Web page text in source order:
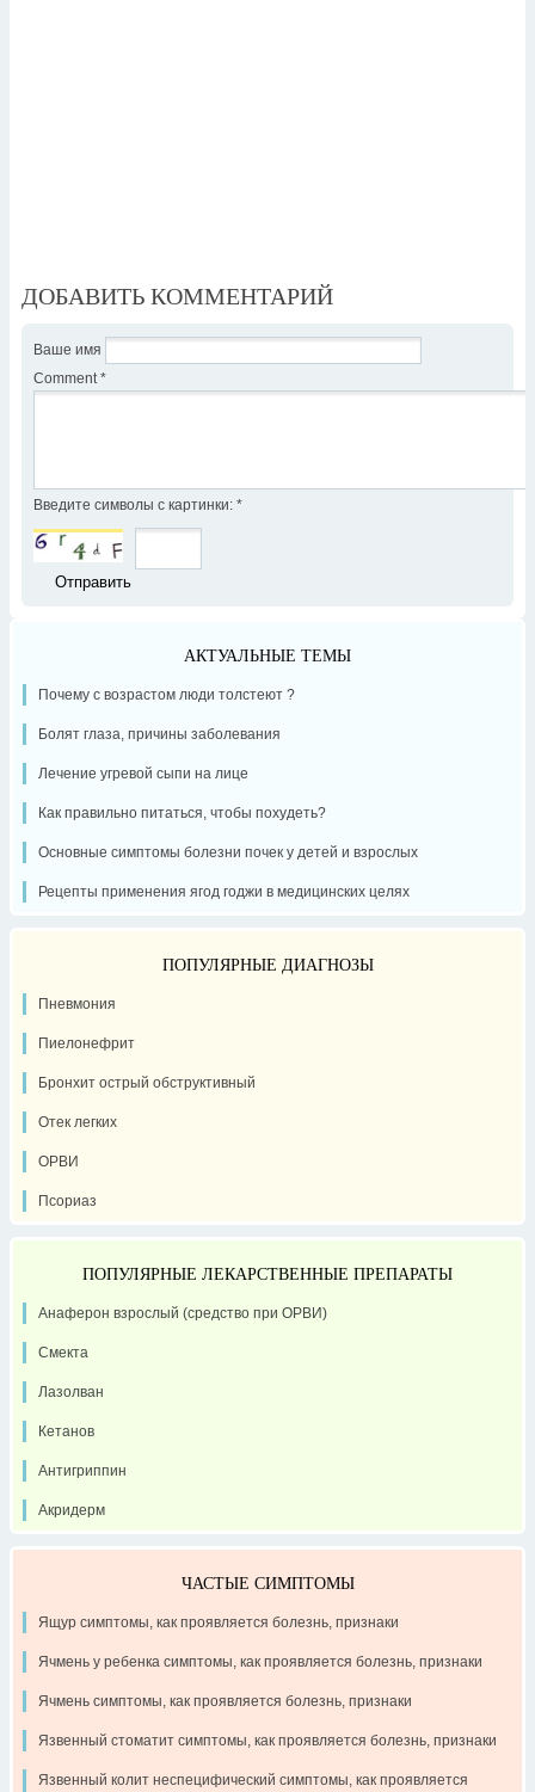
ДОБАВИТЬ КОММЕНТАРИЙ
Ваше имя
Comment *
Введите символы с картинки: *
АКТУАЛЬНЫЕ ТЕМЫ
Почему с возрастом люди толстеют ?
Болят глаза, причины заболевания
Лечение угревой сыпи на лице
Как правильно питаться, чтобы похудеть?
Основные симптомы болезни почек у детей и взрослых
Рецепты применения ягод годжи в медицинских целях
ПОПУЛЯРНЫЕ ДИАГНОЗЫ
Пневмония
Пиелонефрит
Бронхит острый обструктивный
Отек легких
ОРВИ
Псориаз
ПОПУЛЯРНЫЕ ЛЕКАРСТВЕННЫЕ ПРЕПАРАТЫ
Анаферон взрослый (средство при ОРВИ)
Смекта
Лазолван
Кетанов
Антигриппин
Акридерм
ЧАСТЫЕ СИМПТОМЫ
Ящур симптомы, как проявляется болезнь, признаки
Ячмень у ребенка симптомы, как проявляется болезнь, признаки
Ячмень симптомы, как проявляется болезнь, признаки
Язвенный стоматит симптомы, как проявляется болезнь, признаки
Язвенный колит неспецифический симптомы, как проявляется